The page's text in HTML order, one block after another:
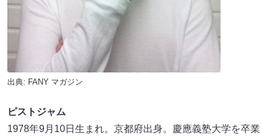
出典: FANY マガジン
ピストジャム
1978年9月10日生まれ。京都府出身。慶應義塾大学を卒業